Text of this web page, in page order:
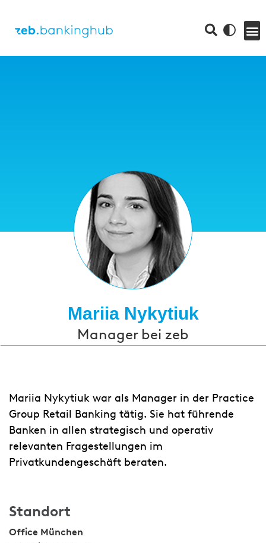
Mariia Nykytiuk
Manager bei zeb
Mariia Nykytiuk war als Manager in der Practice
Group Retail Banking tätig. Sie hat führende
Banken in allen strategisch und operativ
relevanten Fragestellungen im
Privatkundengeschäft beraten.
Standort
Office München